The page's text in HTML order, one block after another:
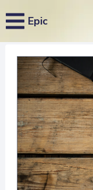
Epic